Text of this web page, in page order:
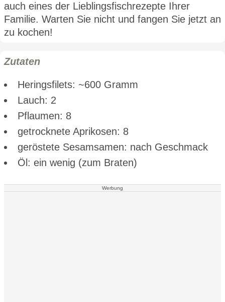
auch eines der Lieblingsfischrezepte Ihrer
Familie. Warten Sie nicht und fangen Sie jetzt an
zu kochen!
Zutaten
Heringsfilets: ~600 Gramm
Lauch: 2
Pflaumen: 8
getrocknete Aprikosen: 8
geröstete Sesamsamen: nach Geschmack
Öl: ein wenig (zum Braten)
Werbung